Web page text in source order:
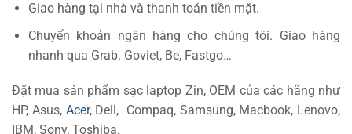
Giao hàng tại nhà và thanh toán tiền mặt.
Chuyển khoản ngân hàng cho chúng tôi. Giao hàng
nhanh qua Grab. Goviet, Be, Fastgo…
Đặt mua sản phẩm sạc laptop Zin, OEM của các hãng như
HP, Asus, Acer, Dell, Compaq, Samsung, Macbook, Lenovo,
IBM, Sony, Toshiba.